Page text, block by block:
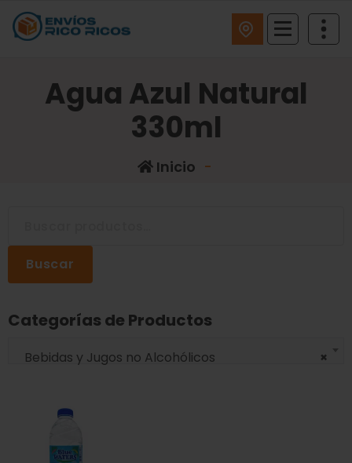
Agua Azul Natural
330ml
Inicio -
Buscar
Categorías de Productos
×
Bebidas y Jugos no Alcohólicos